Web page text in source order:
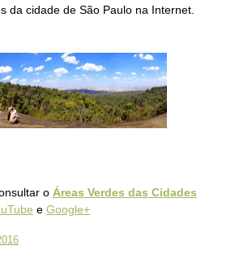
da cidade de São Paulo na Internet.
o Áreas Verdes das Cidades
e Google+